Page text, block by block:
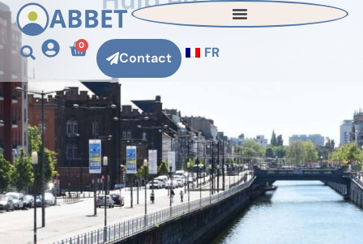
0
Contact FR